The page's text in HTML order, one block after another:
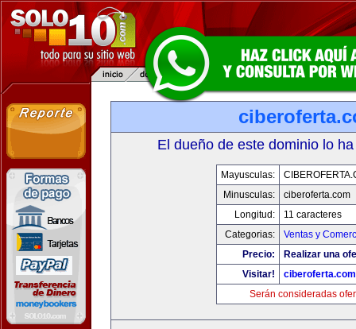
El dueño de este dominio lo
Mayusculas:
Minusculas:
ciberoferta.com
Longitud:
11 caracteres
Categorias:
Ventas y
Precio:
Realizar una
Visitar!
ciberoferta.com
Serán consideradas